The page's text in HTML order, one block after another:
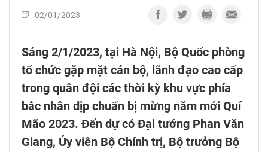
02/01/2023
Sáng 2/1/2023, tại Hà Nội, Bộ Quốc phòng
tổ chức gặp mặt cán bộ, lãnh đạo cao cấp
trong quân đội các thời kỳ khu vực phía
bắc nhân dịp chuẩn bị mừng năm mới Quí
Mão 2023. Đến dự có Đại tướng Phan Văn
Giang, Ủy viên Bộ Chính trị, Bộ trưởng Bộ